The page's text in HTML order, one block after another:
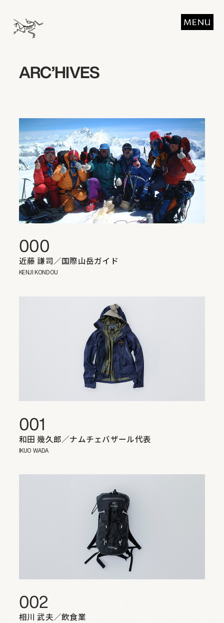
ARC’HIVES
000
近藤 謙司／国際山岳ガイド
KENJI KONDOU
001
和田 幾久郎／ナムチェバザール代表
IKUO WADA
002
相川 武夫／飲食業